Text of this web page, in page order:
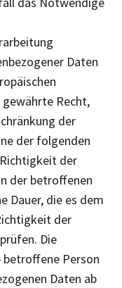
Daten
Recht,
der
der folgenden
der
der betroffenen
Dauer, die es dem
der
Die
Person
Daten ab